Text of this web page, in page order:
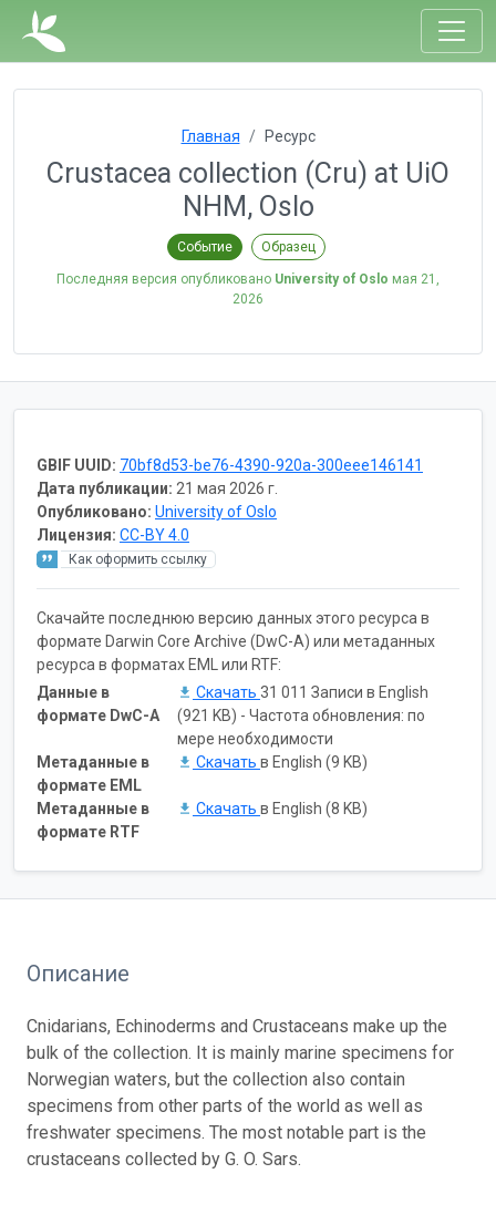
Главная Ресурс
Crustacea collection (Cru) at UiO
NHM, Oslo
Событие Образец
Последняя версия опубликовано University of Oslo мая 21,
2026
GBIF UUID: 70bf8d53-be76-4390-920a-300eee146141
Дата публикации: 21 мая 2026 г.
Опубликовано: University of Oslo
Лицензия: CC-BY 4.0
Как оформить ссылку
Скачайте последнюю версию данных этого ресурса в
формате Darwin Core Archive (DwC-A) или метаданных
ресурса в форматах EML или RTF:
Данные в
формате DwC-A
Скачать 31 011 Записи в English
(921 KB) - Частота обновления: по
мере необходимости
Метаданные в
формате EML
Скачать в English (9 KB)
Метаданные в
формате RTF
Скачать в English (8 KB)
Описание
Cnidarians, Echinoderms and Crustaceans make up the
bulk of the collection. It is mainly marine specimens for
Norwegian waters, but the collection also contain
specimens from other parts of the world as well as
freshwater specimens. The most notable part is the
crustaceans collected by G. O. Sars.